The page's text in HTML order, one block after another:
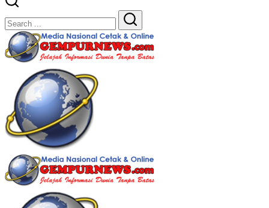
Search
Search
Gempur
News
Jelajah
Informasi
Dunia